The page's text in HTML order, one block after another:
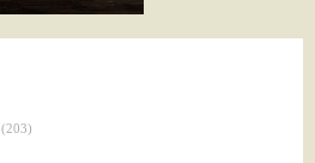
(203)